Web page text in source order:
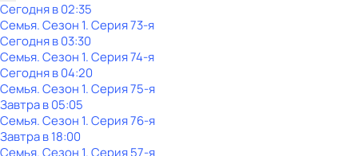
Сегодня в 02:35
Семья. Сезон 1. Серия 73-я
Сегодня в 03:30
Семья. Сезон 1. Серия 74-я
Сегодня в 04:20
Семья. Сезон 1. Серия 75-я
Завтра в 05:05
Семья. Сезон 1. Серия 76-я
Завтра в 18:00
Семья. Сезон 1. Серия 57-я